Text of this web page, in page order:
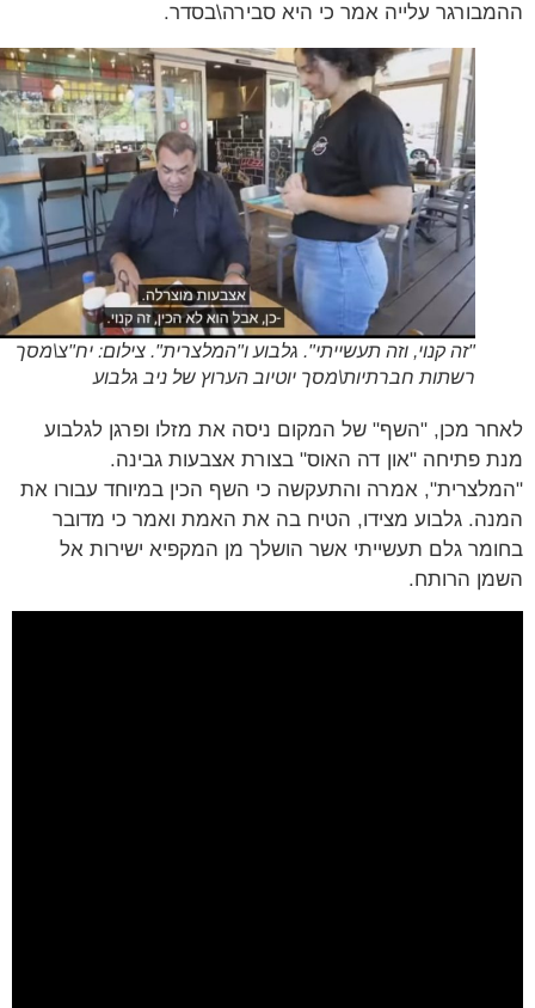
עלייה אמר כי היא סבירה\בסדר.
"זה קנוי, וזה תעשייתי". גלבוע ו"המלצרית". צילום: יח"צ\מסך
רשתות חברתיות\מסך יוטיוב הערוץ של ניב גלבוע
מכן, "השף" של המקום ניסה את מזלו ופרגן לגלבוע
פתיחה "און דה האוס" בצורת אצבעות גבינה.
אמרה והתעקשה כי השף הכין במיוחד עבורו את
גלבוע מצידו, הטיח בה את האמת ואמר כי מדובר
גלם תעשייתי אשר הושלך מן המקפיא ישירות אל
הרותח.